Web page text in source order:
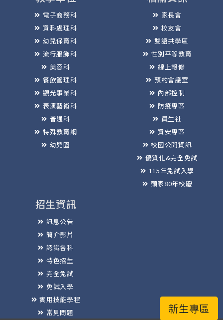
新生專區
電子商務科
資料處理科
幼兒保育科
流行服飾科
美容科
餐飲管理科
觀光事業科
表演藝術科
普通科
特殊教育網
幼兒園
家長會
校友會
雙語共學區
性別平等教育
線上報修
預約會議室
內部控制
防疫專區
員生社
資安專區
校園公開資訊
優質化&完全免試
115年免試入學
頭家80年校慶
招生資訊
訊息公告
簡介影片
認識各科
特色招生
完全免試
免試入學
實用技能學程
常見問題